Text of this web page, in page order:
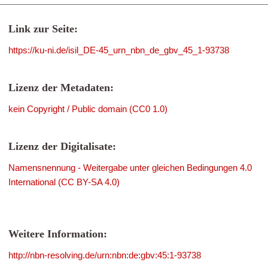
Link zur Seite:
https://ku-ni.de/isil_DE-45_urn_nbn_de_gbv_45_1-93738
Lizenz der Metadaten:
kein Copyright / Public domain (CC0 1.0)
Lizenz der Digitalisate:
Namensnennung - Weitergabe unter gleichen Bedingungen 4.0
International (CC BY-SA 4.0)
Weitere Information:
http://nbn-resolving.de/urn:nbn:de:gbv:45:1-93738